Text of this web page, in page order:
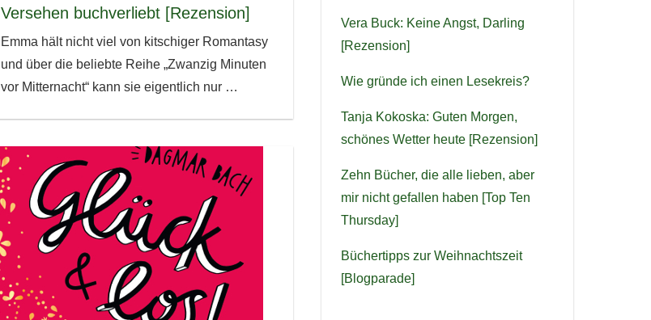
Versehen buchverliebt [Rezension]
Emma hält nicht viel von kitschiger Romantasy
und über die beliebte Reihe „Zwanzig Minuten
vor Mitternacht“ kann sie eigentlich nur …
Vera Buck: Keine Angst, Darling
[Rezension]
Wie gründe ich einen Lesekreis?
Tanja Kokoska: Guten Morgen,
schönes Wetter heute [Rezension]
Zehn Bücher, die alle lieben, aber
mir nicht gefallen haben [Top Ten
Thursday]
Büchertipps zur Weihnachtszeit
[Blogparade]